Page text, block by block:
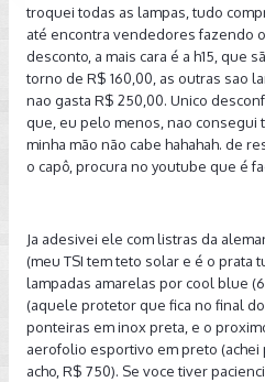
troquei todas as lampas, tudo
até encontra vendedores fazendo
desconto, a mais cara é a h15, que
torno de R$ 160,00, as outras sao
nao gasta R$ 250,00. Unico
que, eu pelo menos, nao consegui
minha mão não cabe hahahah. de
o capô, procura no youtube que é
Ja adesivei ele com listras da
(meu TSI tem teto solar e é o prata
lampadas amarelas por cool blue
(aquele protetor que fica no final
ponteiras em inox preta, e o
aerofolio esportivo em preto (achei
acho, R$ 750). Se voce tiver